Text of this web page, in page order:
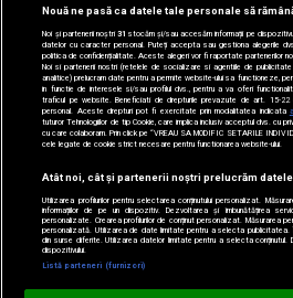
Urmărește-ne
Nouă ne pasă ca datele tale personale să
Noi și partenerii noștri31 stocăm și/sau accesăm informații pe
datelor cu caracter personal. Puteți accepta sau gestiona alegerile
politica de confidențialitate. Aceste alegeri vor fi raportate partenerilor
Noi si partenerii nostri (retelele de socializare si agentiile de
analitice) prelucram date pentru a permite website-ului sa functioneze,
in functie de interesele si/sau profilul dvs., pentru a va oferi
traficul pe website. Beneficiati de drepturile prevazute de art. 15-22
personal. Aceste drepturi pot fi exercitate prin modalitatea indicata
tuturor Tehnologiilor de tip Cookie, care implica inclusiv acceptul dvs. cu
cu care colaboram. Prin click pe “VREAU SA MODIFIC SETARILE
cele legate de cookie strict necesare pentru functionarea website-ului.
Atât noi, cât și partenerii noștri prelucrăm
Utilizarea profilurilor pentru selectarea conținutului personalizat.
informațiilor de pe un dispozitiv. Dezvoltarea și îmbunătățirea
personalizate. Crearea profilurilor de conținut personalizat. Măsurarea
personalizată. Utilizarea de date limitate pentru a selecta publicitatea.
din surse diferite. Utilizarea datelor limitate pentru a selecta
dispozitivului.
Listă parteneri (furnizori)